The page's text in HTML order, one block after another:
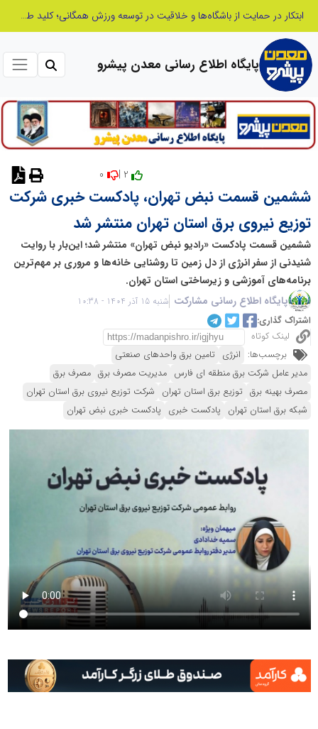
الگوپذیری خلاق، بهره‌گیری از هوش مصنوعی و کشف استعدادها، سه ضلع موفقیت جوانان کارآفرین
پایگاه اطلاع رسانی معدن پیشرو
ششمین قسمت نبض تهران، پادکست خبری شرکت
توزیع نیروی برق استان تهران منتشر شد
ششمین قسمت پادکست «رادیو نبض تهران» منتشر شد؛ این‌بار با روایت
شنیدنی از سفر انرژی از دل زمین تا روشنایی خانه‌ها و مروری بر مهم‌ترین
برنامه‌های آموزشی و زیرساختی استان تهران.
پایگاه اطلاع رسانی مشارکت شنبه 15 آذر 1404 - 10:38
اشتراک گذاری:
لینک کوتاه
برچسب‌ها: انرژی تامین برق واحدهای صنعتی
مدیر عامل شرکت برق منطقه ای فارس مدیریت مصرف برق مصرف برق
مصرف بهینه برق توزیع برق استان تهران شرکت توزیع نیروی برق استان تهران
شبکه برق استان تهران پادکست خبری پادکست خبری نبض تهران